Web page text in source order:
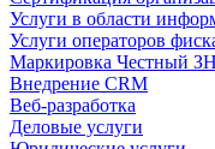
Услуги в области
Услуги операторов
Маркировка Честный
Внедрение CRM
Веб-разработка
Деловые услуги